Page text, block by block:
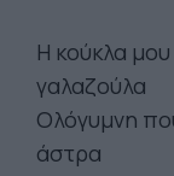
Η κούκλα μου
γαλαζούλα
Ολόγυμνη
άστρα